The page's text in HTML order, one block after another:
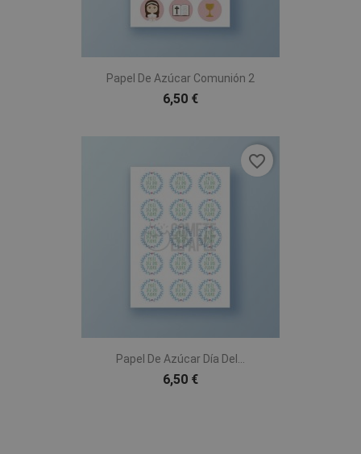
Papel De Azúcar Comunión 2
6,50 €
Papel De Azúcar Día Del...
6,50 €
favorite_border